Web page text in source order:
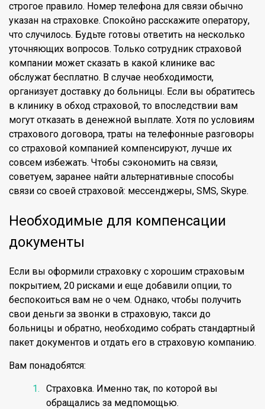
строгое правило. Номер телефона для связи обычно
указан на страховке. Спокойно расскажите оператору,
что случилось. Будьте готовы ответить на несколько
уточняющих вопросов. Только сотрудник страховой
компании может сказать в какой клинике вас
обслужат бесплатно. В случае необходимости,
организует доставку до больницы. Если вы обратитесь
в клинику в обход страховой, то впоследствии вам
могут отказать в денежной выплате. Хотя по условиям
страхового договора, траты на телефонные разговоры
со страховой компанией компенсируют, лучше их
совсем избежать. Чтобы сэкономить на связи,
советуем, заранее найти альтернативные способы
связи со своей страховой: мессенджеры, SMS, Skype.
Необходимые для компенсации
документы
Если вы оформили страховку с хорошим страховым
покрытием, 20 рисками и еще добавили опции, то
беспокоиться вам не о чем. Однако, чтобы получить
свои деньги за звонки в страховую, такси до
больницы и обратно, необходимо собрать стандартный
пакет документов и отдать его в страховую компанию.
Вам понадобятся:
Страховка. Именно так, по которой вы
обращались за медпомощью.